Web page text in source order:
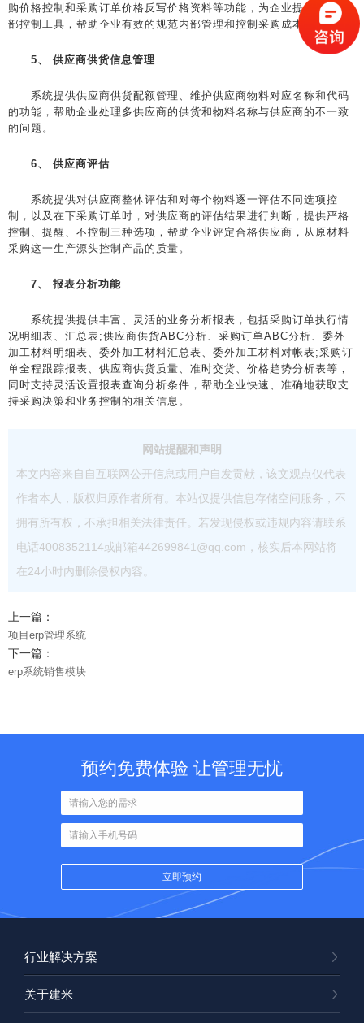
购价格控制和采购订单价格反写价格资料等功能，为企业提供有效内
部控制工具，帮助企业有效的规范内部管理和控制采购成本。
5、 供应商供货信息管理
系统提供供应商供货配额管理、维护供应商物料对应名称和代码
的功能，帮助企业处理多供应商的供货和物料名称与供应商的不一致
的问题。
6、 供应商评估
系统提供对供应商整体评估和对每个物料逐一评估不同选项控
制，以及在下采购订单时，对供应商的评估结果进行判断，提供严格
控制、提醒、不控制三种选项，帮助企业评定合格供应商，从原材料
采购这一生产源头控制产品的质量。
7、 报表分析功能
系统提供提供丰富、灵活的业务分析报表，包括采购订单执行情
况明细表、汇总表;供应商供货ABC分析、采购订单ABC分析、委外
加工材料明细表、委外加工材料汇总表、委外加工材料对帐表;采购订
单全程跟踪报表、供应商供货质量、准时交货、价格趋势分析表等，
同时支持灵活设置报表查询分析条件，帮助企业快速、准确地获取支
持采购决策和业务控制的相关信息。
网站提醒和声明
本文内容来自自互联网公开信息或用户自发贡献，该文观点仅代表
作者本人，版权归原作者所有。本站仅提供信息存储空间服务，不
拥有所有权，不承担相关法律责任。若发现侵权或违规内容请联系
电话4008352114或邮箱442699841@qq.com，核实后本网站将
在24小时内删除侵权内容。
上一篇：
项目erp管理系统
下一篇：
erp系统销售模块
预约免费体验 让管理无忧
行业解决方案
关于建米